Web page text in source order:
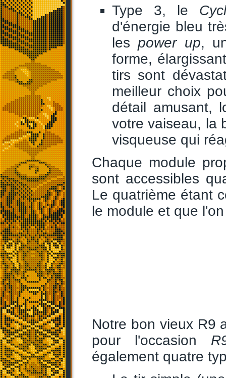
Type 3, le
d'énergie bleu
lespower up,
forme,
tirs sont
meilleur choix
détail amusant,
votre vaiseau, la
visqueuse qui
Chaque module
sont accessibles
Le quatrième étant
le module et que
Notre bon vieux R9
pour l'occasion
également quatre